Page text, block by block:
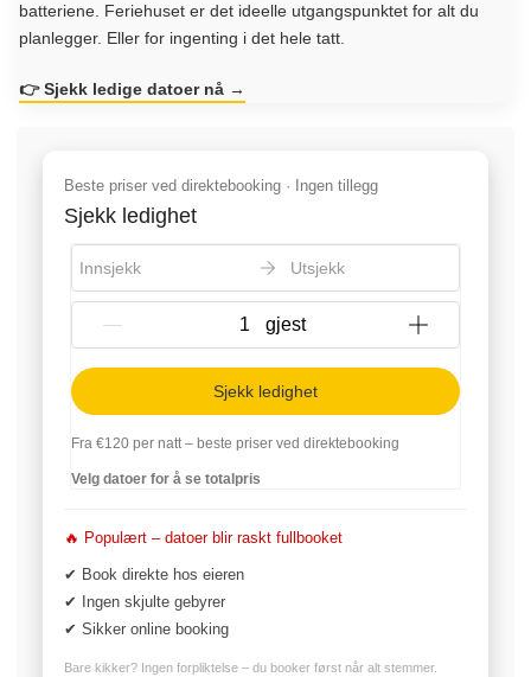
batteriene. Feriehuset er det ideelle utgangspunktet for alt du
planlegger. Eller for ingenting i det hele tatt.
👉 Sjekk ledige datoer nå →
Beste priser ved direktebooking · Ingen tillegg
Sjekk ledighet
Innsjekk Utsjekk
{{NumberOfGuests}} gjest
Sjekk ledighet
Fra €120 per natt – beste priser ved direktebooking
Velg datoer for å se totalpris
🔥 Populært – datoer blir raskt fullbooket
✔ Book direkte hos eieren
✔ Ingen skjulte gebyrer
✔ Sikker online booking
Bare kikker? Ingen forpliktelse – du booker først når alt stemmer.